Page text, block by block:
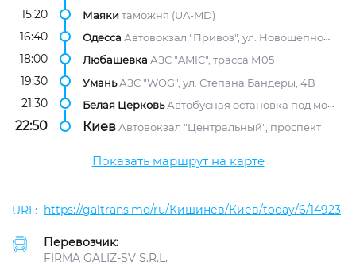
15:20 Маякитаможня (UA-MD)
16:40 Одесса Автовокзал "Привоз", ул. Новощепной Ряд, 5
18:00 Любашевка АЗС "AMIC", трасса М05
19:30 Умань АЗС "WOG", ул. Степана Бандеры, 4В
21:30 Белая Церковь Автобусная остановка под мостом, трасса М05
22:50 Киев Автовокзал "Центральный", проспект Науки, 1/2
Показать маршрут на карте
https://galtrans.md/ru/Кишинев/Киев/today/6/14923
Перевозчик:
FIRMA GALIZ-SV S.R.L.